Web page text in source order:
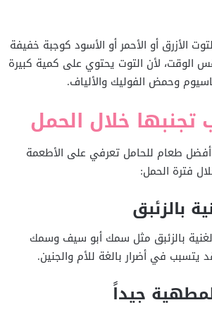
الأزرق أو الأحمر أو الأسود كوجبة خفيفة
الوقت، لأن التوت يحتوي على كمية كبيرة
وحمض الفوليك والألياف.
خلال الحمل
طعام للحامل تعرفي على الأطعمة
فترة الحمل:
بالزئبق
بالزئبق مثل سمك أبو سيف وسمك
يتسبب في أضرار بالغة للأم والجنين.
جيداً